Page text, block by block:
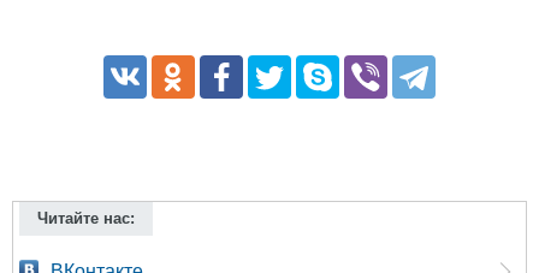
Читайте нас: